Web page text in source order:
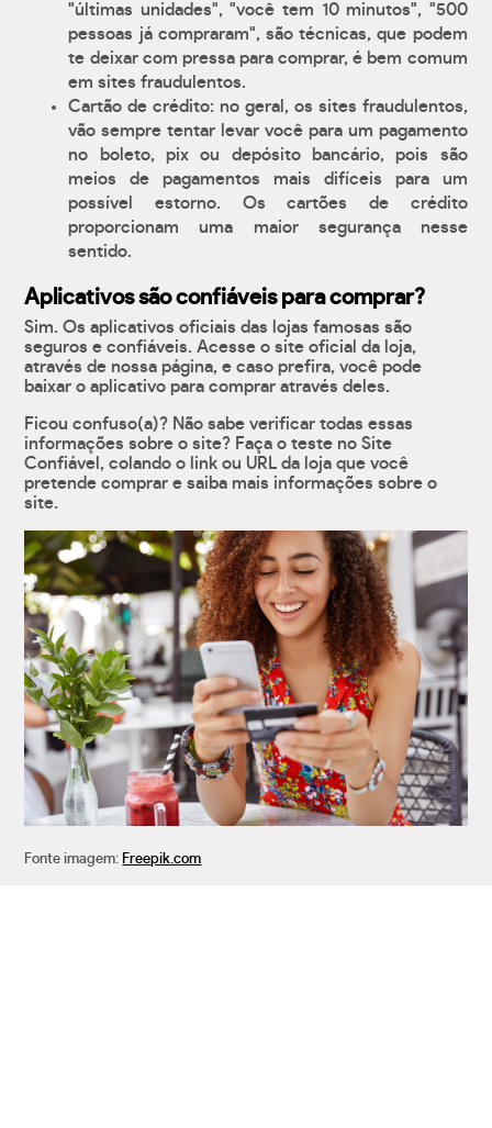
"últimas unidades", "você tem 10 minutos", "500
pessoas já compraram", são técnicas, que podem
te deixar com pressa para comprar, é bem comum
em sites fraudulentos.
Cartão de crédito: no geral, os sites fraudulentos,
vão sempre tentar levar você para um pagamento
no boleto, pix ou depósito bancário, pois são
meios de pagamentos mais difíceis para um
possível estorno. Os cartões de crédito
proporcionam uma maior segurança nesse
sentido.
Aplicativos são confiáveis para comprar?
Sim. Os aplicativos oficiais das lojas famosas são
seguros e confiáveis. Acesse o site oficial da loja,
através de nossa página, e caso prefira, você pode
baixar o aplicativo para comprar através deles.
Ficou confuso(a)? Não sabe verificar todas essas
informações sobre o site? Faça o teste no Site
Confiável, colando o link ou URL da loja que você
pretende comprar e saiba mais informações sobre o
site.
Fonte imagem: Freepik.com